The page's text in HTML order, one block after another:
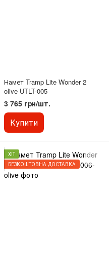
Намет Tramp Lite Wonder 2
olive UTLT-005
3 765 грн/шт.
Купити
ХІТ
БЕЗКОШТОВНА ДОСТАВКА